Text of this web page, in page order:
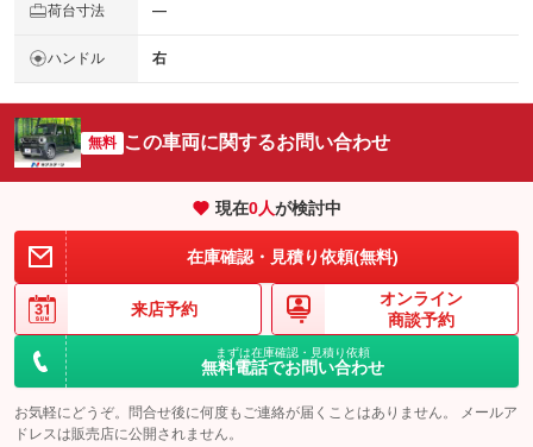
荷台寸法 ―
ハンドル 右
無料 この車両に関するお問い合わせ
現在0人が検討中
在庫確認・見積り依頼(無料)
来店予約
オンライン
商談予約
まずは在庫確認・見積り依頼
無料電話でお問い合わせ
お気軽にどうぞ。問合せ後に何度もご連絡が届くことはありません。 メールア
ドレスは販売店に公開されません。